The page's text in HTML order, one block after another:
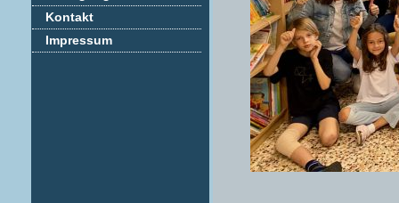
Kontakt
Impressum